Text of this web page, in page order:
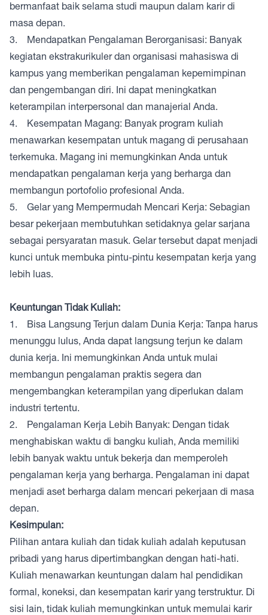
bermanfaat baik selama studi maupun dalam karir di
masa depan.
3. Mendapatkan Pengalaman Berorganisasi: Banyak
kegiatan ekstrakurikuler dan organisasi mahasiswa di
kampus yang memberikan pengalaman kepemimpinan
dan pengembangan diri. Ini dapat meningkatkan
keterampilan interpersonal dan manajerial Anda.
4. Kesempatan Magang: Banyak program kuliah
menawarkan kesempatan untuk magang di perusahaan
terkemuka. Magang ini memungkinkan Anda untuk
mendapatkan pengalaman kerja yang berharga dan
membangun portofolio profesional Anda.
5. Gelar yang Mempermudah Mencari Kerja: Sebagian
besar pekerjaan membutuhkan setidaknya gelar sarjana
sebagai persyaratan masuk. Gelar tersebut dapat menjadi
kunci untuk membuka pintu-pintu kesempatan kerja yang
lebih luas.
Keuntungan Tidak Kuliah:
1. Bisa Langsung Terjun dalam Dunia Kerja: Tanpa harus
menunggu lulus, Anda dapat langsung terjun ke dalam
dunia kerja. Ini memungkinkan Anda untuk mulai
membangun pengalaman praktis segera dan
mengembangkan keterampilan yang diperlukan dalam
industri tertentu.
2. Pengalaman Kerja Lebih Banyak: Dengan tidak
menghabiskan waktu di bangku kuliah, Anda memiliki
lebih banyak waktu untuk bekerja dan memperoleh
pengalaman kerja yang berharga. Pengalaman ini dapat
menjadi aset berharga dalam mencari pekerjaan di masa
depan.
Kesimpulan:
Pilihan antara kuliah dan tidak kuliah adalah keputusan
pribadi yang harus dipertimbangkan dengan hati-hati.
Kuliah menawarkan keuntungan dalam hal pendidikan
formal, koneksi, dan kesempatan karir yang terstruktur. Di
sisi lain, tidak kuliah memungkinkan untuk memulai karir